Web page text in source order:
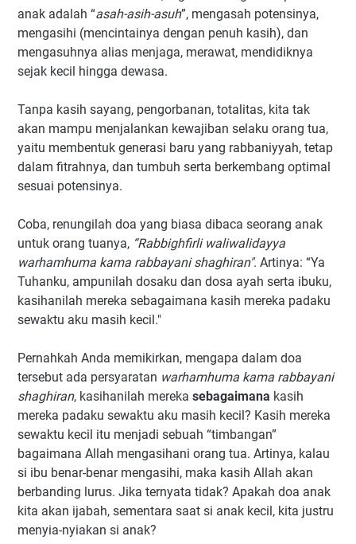
anak adalah “asah-asih-asuh”, mengasah potensinya,
mengasihi (mencintainya dengan penuh kasih), dan
mengasuhnya alias menjaga, merawat, mendidiknya
sejak kecil hingga dewasa.
Tanpa kasih sayang, pengorbanan, totalitas, kita tak
akan mampu menjalankan kewajiban selaku orang tua,
yaitu membentuk generasi baru yang rabbaniyyah, tetap
dalam fitrahnya, dan tumbuh serta berkembang optimal
sesuai potensinya.
Coba, renungilah doa yang biasa dibaca seorang anak
untuk orang tuanya, “Rabbighfirli waliwalidayya
warhamhuma kama rabbayani shaghiran". Artinya: “Ya
Tuhanku, ampunilah dosaku dan dosa ayah serta ibuku,
kasihanilah mereka sebagaimana kasih mereka padaku
sewaktu aku masih kecil."
Pernahkah Anda memikirkan, mengapa dalam doa
tersebut ada persyaratan warhamhuma kama rabbayani
shaghiran, kasihanilah mereka sebagaimana kasih
mereka padaku sewaktu aku masih kecil? Kasih mereka
sewaktu kecil itu menjadi sebuah “timbangan”
bagaimana Allah mengasihani orang tua. Artinya, kalau
si ibu benar-benar mengasihi, maka kasih Allah akan
berbanding lurus. Jika ternyata tidak? Apakah doa anak
kita akan ijabah, sementara saat si anak kecil, kita justru
menyia-nyiakan si anak?